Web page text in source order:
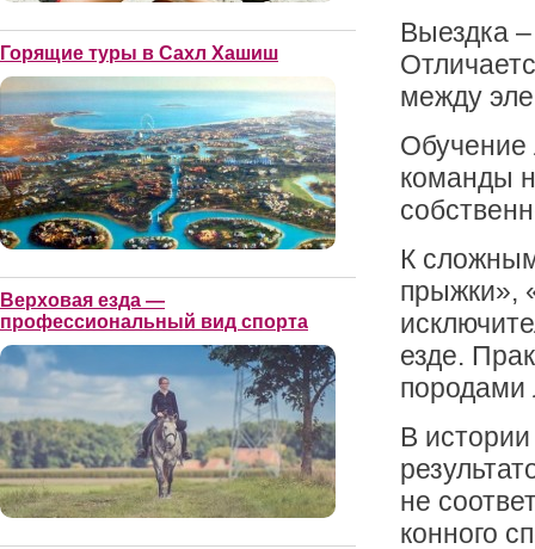
Горящие туры в Сахл Хашиш
Верховая езда —
профессиональный вид спорта
Выездка
между
Обучение
команды
К
прыжки»,
езде.
В
не
конного